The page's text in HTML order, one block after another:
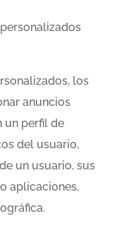
los
anuncios
un perfil de
del usuario,
un usuario, sus
aplicaciones,